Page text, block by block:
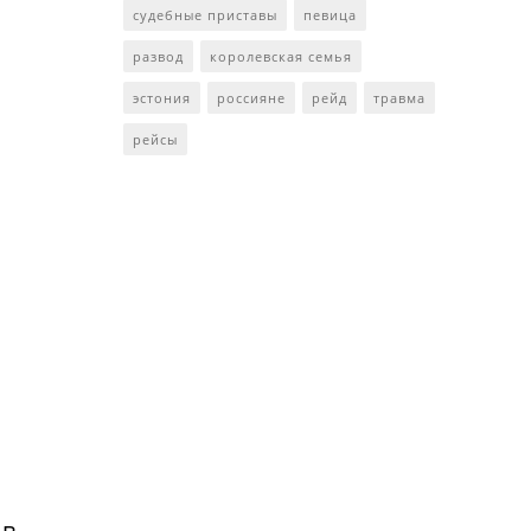
судебные приставы певица
развод королевская семья
эстония россияне рейд травма
рейсы